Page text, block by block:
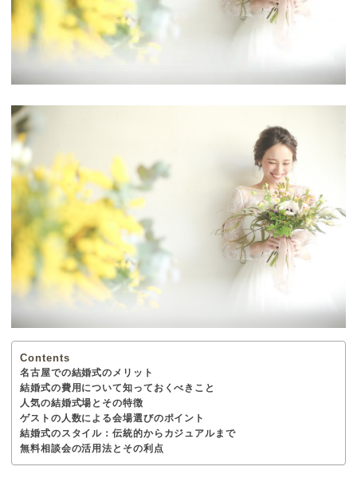
Contents
名古屋での結婚式のメリット
結婚式の費用について知っておくべきこと
人気の結婚式場とその特徴
ゲストの人数による会場選びのポイント
結婚式のスタイル：伝統的からカジュアルまで
無料相談会の活用法とその利点